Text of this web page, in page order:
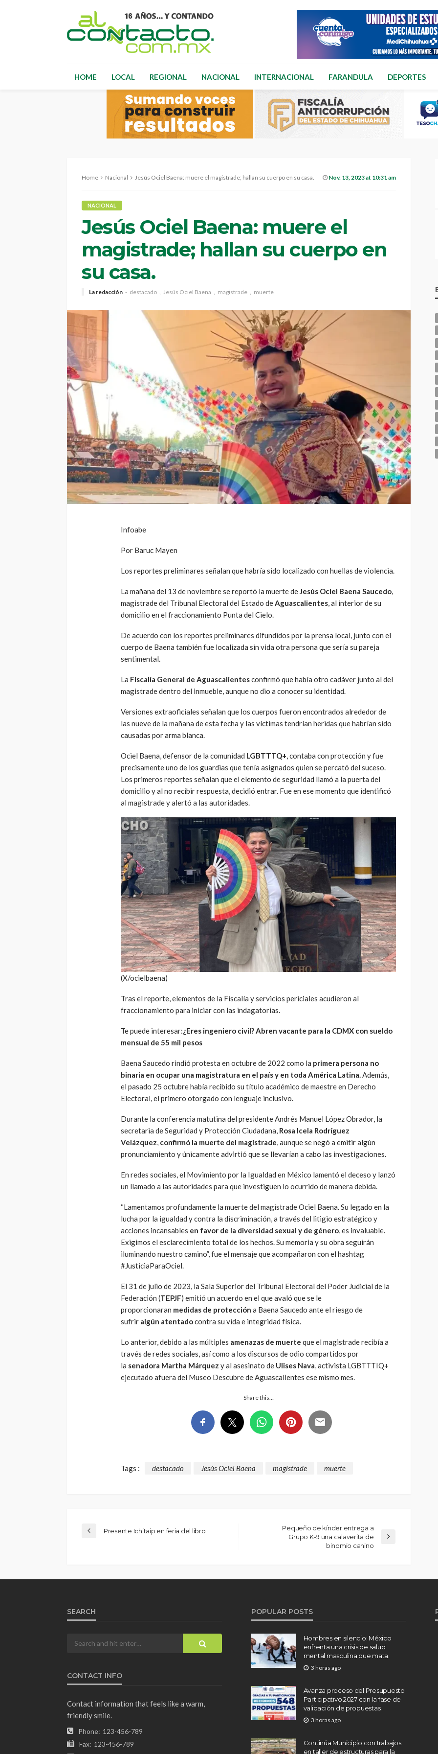
HOME LOCAL REGIONAL NACIONAL INTERNACIONAL FARANDULA DEPORTES
Home Nacional Jesús Ociel Baena: muere el magistrade; hallan su cuerpo en su casa. Nov. 13, 2023 at 10:31 am
NACIONAL
Jesús Ociel Baena: muere el
magistrade; hallan su cuerpo en
su casa.
La redacción destacado Jesús Ociel Baena magistrade muerte
Infoabe
Por Baruc Mayen
Los reportes preliminares señalan que habría sido localizado con huellas de violencia.
La mañana del 13 de noviembre se reportó la muerte de Jesús Ociel Baena Saucedo
magistrade del Tribunal Electoral del Estado de Aguascalientes , al interior de su
domicilio en el fraccionamiento Punta del Cielo.
De acuerdo con los reportes preliminares difundidos por la prensa local, junto con el
cuerpo de Baena también fue localizada sin vida otra persona que sería su pareja
sentimental.
La Fiscalía General de Aguascalientesconfirmó que había otro cadáver junto al del
magistrade dentro del inmueble, aunque no dio a conocer su identidad.
Versiones extraoficiales señalan que los cuerpos fueron encontrados alrededor de
las nueve de la mañana de esta fecha y las víctimas tendrían heridas que habrían sido
causadas por arma blanca.
Ociel Baena, defensor de la comunidad LGBTTTQ+ , contaba con protección y fue
precisamente uno de los guardias que tenía asignados quien se percató del suceso.
Los primeros reportes señalan que el elemento de seguridad llamó a la puerta del
domicilio y al no recibir respuesta, decidió entrar. Fue en ese momento que identificó
al magistrade y alertó a las autoridades.
(X/ocielbaena)
Tras el reporte, elementos de la Fiscalía y servicios periciales acudieron al
fraccionamiento para iniciar con las indagatorias.
Te puede interesar:¿Eres ingeniero civil? Abren vacante para la CDMX con sueldo
mensual de 55 mil pesos
Baena Saucedo rindió protesta en octubre de 2022 como la primera persona no
binaria en ocupar una magistratura en el país y en toda América Latina.Además,
el pasado 25 octubre había recibido su título académico de maestre en Derecho
Electoral, el primero otorgado con lenguaje inclusivo.
Durante la conferencia matutina del presidente Andrés Manuel López Obrador, la
secretaria de Seguridad y Protección Ciudadana, Rosa Icela Rodríguez
Velázquez, confirmó la muerte del magistrade, aunque se negó a emitir algún
pronunciamiento y únicamente advirtió que se llevarían a cabo las investigaciones.
En redes sociales, el Movimiento por la Igualdad en México lamentó el deceso y lanzó
un llamado a las autoridades para que investiguen lo ocurrido de manera debida.
“Lamentamos profundamente la muerte del magistrade Ociel Baena. Su legado en la
lucha por la igualdad y contra la discriminación, a través del litigio estratégico y
acciones incansables en favor de la diversidad sexual y de género, es invaluable.
Exigimos el esclarecimiento total de los hechos. Su memoria y su obra seguirán
iluminando nuestro camino”, fue el mensaje que acompañaron con el hashtag
#JusticiaParaOciel.
El 31 de julio de 2023, la Sala Superior del Tribunal Electoral del Poder Judicial de la
Federación (TEPJF) emitió un acuerdo en el que avaló que se le
proporcionaran medidas de protección a Baena Saucedo ante el riesgo de
sufrir algún atentadocontra su vida e integridad física.
Lo anterior, debido a las múltiples amenazas de muerte que el magistrade recibía a
través de redes sociales, así como a los discursos de odio compartidos por
la senadora Martha Márquez y al asesinato de Ulises Nava, activista LGBTTTIQ+
ejecutado afuera del Museo Descubre de Aguascalientes ese mismo mes.
Share this…
Tags : destacado Jesús Ociel Baena magistrade muerte
Presente Ichitaip en feria del libro
Pequeño de kínder entrega a
Grupo K-9 una calaverita de
binomio canino
SEARCH
CONTACT INFO
Contact information that feels like a warm,
friendly smile.
Phone: 123-456-789
Fax: 123-456-789
POPULAR POSTS
Hombres en silencio: México
enfrenta una crisis de salud
mental masculina que mata.
3 horas ago
Avanza proceso del Presupuesto
Participativo 2027 con la fase de
validación de propuestas.
3 horas ago
Continúa Municipio con trabajos
en taller de estructuras para la